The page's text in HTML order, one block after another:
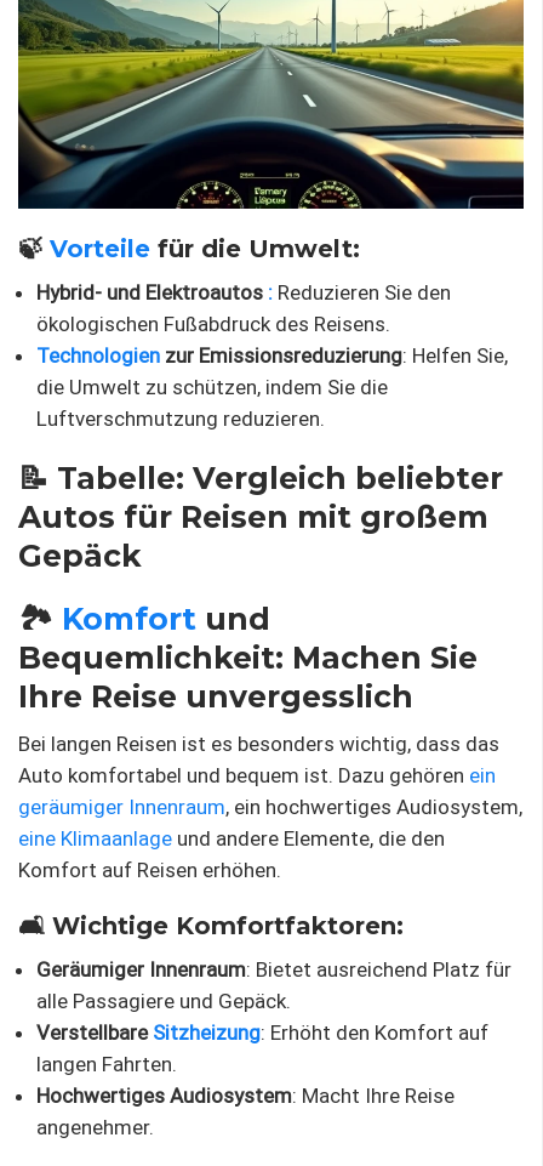
🍃 Vorteile für die Umwelt:
Hybrid- und Elektroautos : Reduzieren Sie den
ökologischen Fußabdruck des Reisens.
Technologien zur Emissionsreduzierung: Helfen Sie,
die Umwelt zu schützen, indem Sie die
Luftverschmutzung reduzieren.
📝 Tabelle: Vergleich beliebter
Autos für Reisen mit großem
Gepäck
🏞️ Komfort und
Bequemlichkeit: Machen Sie
Ihre Reise unvergesslich
Bei langen Reisen ist es besonders wichtig, dass das
Auto komfortabel und bequem ist. Dazu gehören ein
geräumiger Innenraum, ein hochwertiges Audiosystem,
eine Klimaanlage und andere Elemente, die den
Komfort auf Reisen erhöhen.
🛋️ Wichtige Komfortfaktoren:
Geräumiger Innenraum: Bietet ausreichend Platz für
alle Passagiere und Gepäck.
Verstellbare Sitzheizung: Erhöht den Komfort auf
langen Fahrten.
Hochwertiges Audiosystem: Macht Ihre Reise
angenehmer.